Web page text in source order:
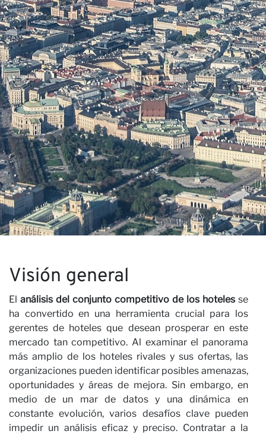
Visión general
El análisis del conjunto competitivo de los hoteles se
ha convertido en una herramienta crucial para los
gerentes de hoteles que desean prosperar en este
mercado tan competitivo. Al examinar el panorama
más amplio de los hoteles rivales y sus ofertas, las
organizaciones pueden identificar posibles amenazas,
oportunidades y áreas de mejora. Sin embargo, en
medio de un mar de datos y una dinámica en
constante evolución, varios desafíos clave pueden
impedir un análisis eficaz y preciso. Contratar a la
BOLETÍN
×
Nombre
Apellido
Correo electrónico
He leído y acepto la Política de Privacidad*
SUSCRÍBETE